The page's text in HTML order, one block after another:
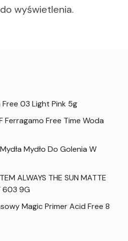
wyświetlenia.
03 Light Pink 5g
Ferragamo Free Time Woda
Mydło Do Golenia W
ALWAYS THE SUN MATTE
603 9G
Magic Primer Acid Free 8